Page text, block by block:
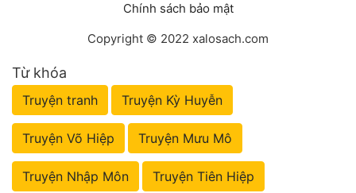
Chính sách bảo mật
Copyright © 2022 xalosach.com
Từ khóa
Truyện tranh Truyện Kỳ Huyễn
Truyện Võ Hiệp Truyện Mưu Mô
Truyện Nhập Môn Truyện Tiên Hiệp